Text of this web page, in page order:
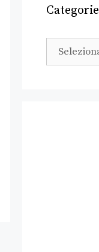
Categorie